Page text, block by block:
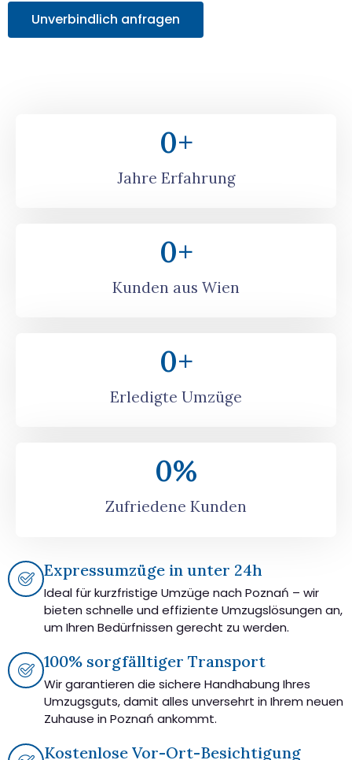
Unverbindlich anfragen
Jahre Erfahrung
0+
Kunden aus Wien
0+
Erledigte Umzüge
0+
Zufriedene Kunden
0%
Expressumzüge in unter 24h
Ideal für kurzfristige Umzüge nach Poznań – wir
bieten schnelle und effiziente Umzugslösungen an,
um Ihren Bedürfnissen gerecht zu werden.
100% sorgfälltiger Transport
Wir garantieren die sichere Handhabung Ihres
Umzugsguts, damit alles unversehrt in Ihrem neuen
Zuhause in Poznań ankommt.
Kostenlose Vor-Ort-Besichtigung